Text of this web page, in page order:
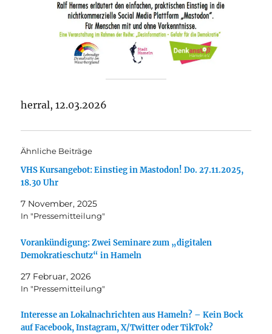
herral, 12.03.2026
Ähnliche Beiträge
VHS Kursangebot: Einstieg in Mastodon! Do. 27.11.2025,
18.30 Uhr
7 November, 2025
In "Pressemitteilung"
Vorankündigung: Zwei Seminare zum „digitalen
Demokratieschutz“ in Hameln
27 Februar, 2026
In "Pressemitteilung"
Interesse an Lokalnachrichten aus Hameln? – Kein Bock
auf Facebook, Instagram, X/Twitter oder TikTok?